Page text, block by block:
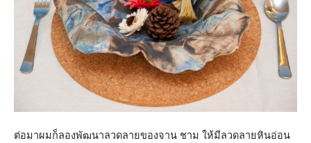
ต่อมาผมก็ลองพัฒนาลวดลายของจาน ชาม ให้มีลวดลายหินอ่อน